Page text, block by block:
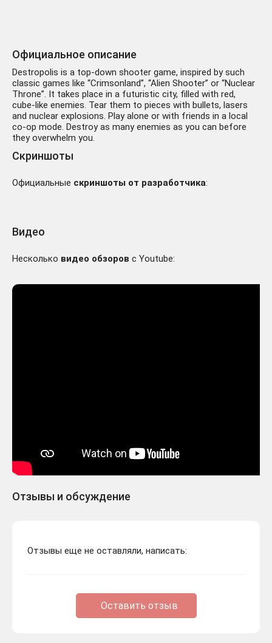
Официальное описание
Destropolis is a top-down shooter game, inspired by such
classic games like “Crimsonland”, “Alien Shooter” or “Nuclear
Throne”. It takes place in a futuristic city, filled with red,
cube-like enemies. Tear them to pieces with bullets, lasers
and nuclear explosions. Play alone or with friends in a local
co-op mode. Destroy as many enemies as you can before
they overwhelm you.
Скриншоты
Официальные скриншоты от разработчика:
Видео
Несколько видео обзоров с Youtube:
Отзывы и обсуждение
Отзывы еще не оставляли, написать:
Оставить отзыв